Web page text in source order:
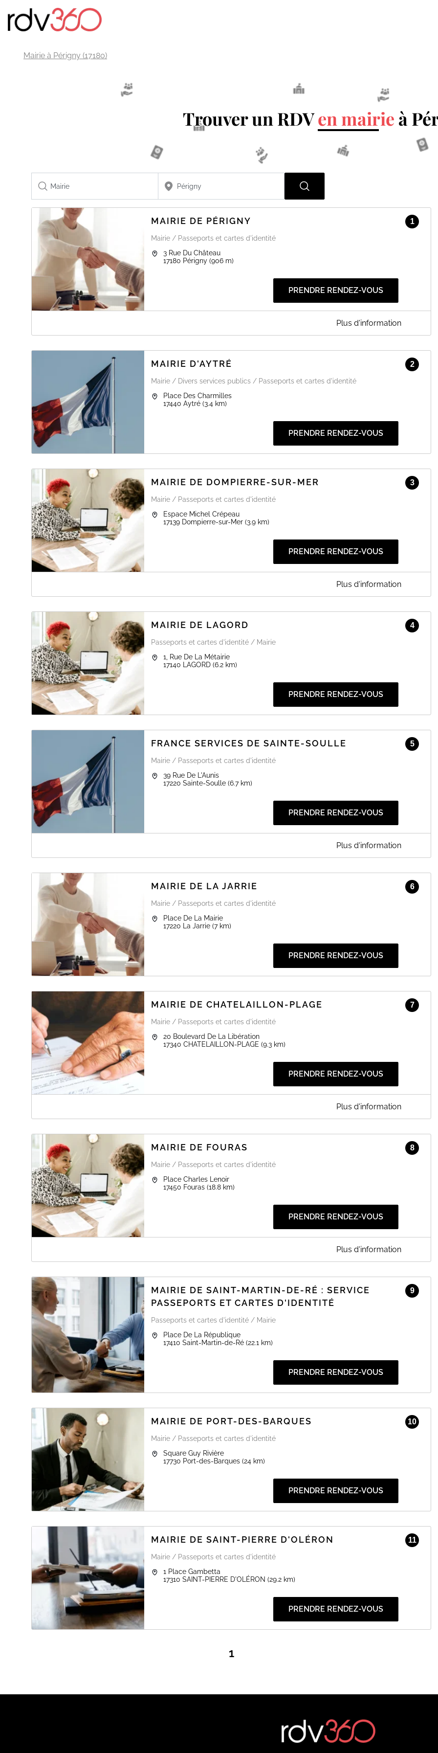
Mairie à Périgny (17180)
Trouver un RDVen mairie à
MAIRIE DE PÉRIGNY 1
Mairie / Passeports et cartes d'identité
3 Rue Du Château
17180 Périgny (906 m)
PRENDRE RENDEZ-VOUS
Il est possible de réaliser votre demande de carte
nationale d'identité et de passeport en mairie de
Périgny, uniquement sur rendez-vous et avec un dossier
complet (photo, numéro de pré-demande et
justificatifs).
EN SAVOIR PLUS
Plus d'information
MAIRIE D'AYTRÉ 2
Mairie / Divers services publics / Passeports et cartes d'identité
Place Des Charmilles
17440 Aytré (3.4 km)
PRENDRE RENDEZ-VOUS
MAIRIE DE DOMPIERRE-SUR-MER 3
Mairie / Passeports et cartes d'identité
Espace Michel Crépeau
17139 Dompierre-sur-Mer (3.9 km)
PRENDRE RENDEZ-VOUS
Mer, uniquement sur rendez-vous et avec un dossier complet (photo, numéro de pré-demande et justificatifs).
Plus d'information
MAIRIE DE LAGORD 4
Passeports et cartes d'identité / Mairie
1, Rue De La Métairie
17140
LAGORD (6.2 km)
PRENDRE RENDEZ-VOUS
FRANCE SERVICES DE SAINTE-SOULLE 5
Mairie / Passeports et cartes d'identité
39 Rue De L'Aunis
17220 Sainte-Soulle (6.7 km)
PRENDRE RENDEZ-VOUS
demandes à la remise des documents officiels.
Plus d'information
MAIRIE DE LA JARRIE 6
Mairie / Passeports et cartes d'identité
Place De La Mairie
17220
La Jarrie (7 km)
PRENDRE RENDEZ-VOUS
MAIRIE DE CHATELAILLON-PLAGE 7
Mairie / Passeports et cartes d'identité
20 Boulevard De La Libération
17340 CHATELAILLON-PLAGE (9.3 km)
PRENDRE RENDEZ-VOUS
EN SAVOIR PLUS
Plus d'information
MAIRIE DE FOURAS 8
Mairie / Passeports et cartes d'identité
Place Charles Lenoir
17450 Fouras (18.8 km)
PRENDRE RENDEZ-VOUS
EN SAVOIR PLUS
Plus d'information
MAIRIE DE SAINT-MARTIN-DE-RÉ : SERVICE
PASSEPORTS ET CARTES D'IDENTITÉ
9
Passeports et cartes d'identité / Mairie
Place De La République
17410 Saint-Martin-de-Ré (22.1 km)
PRENDRE RENDEZ-VOUS
MAIRIE DE PORT-DES-BARQUES 10
Mairie / Passeports et cartes d'identité
Square Guy Rivière
17730 Port-des-Barques (24 km)
PRENDRE RENDEZ-VOUS
MAIRIE DE SAINT-PIERRE D'OLÉRON 11
Mairie / Passeports et cartes d'identité
1 Place Gambetta
17310 SAINT-PIERRE D'OLÉRON (29.2 km)
PRENDRE RENDEZ-VOUS
1